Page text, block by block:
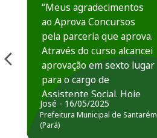
“Meus agradecimentos
ao Aprova Concursos
pela parceria que aprova.
Através do curso alcancei
aprovação em sexto lugar
para o cargo de
Assistente Social. Hoje
estou atuando na
Prefeitura de Santarém.
José - 16/05/2025
Prefeitura Municipal de Santarém
(Pará)